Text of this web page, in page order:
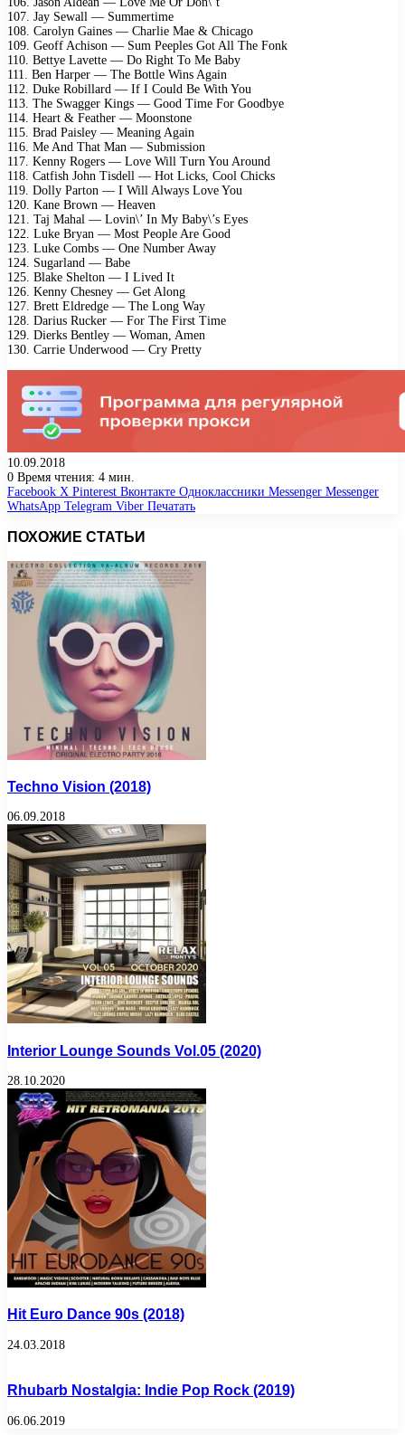
107. Jay Sewall — Summertime
108. Carolyn Gaines — Charlie Mae & Chicago
109. Geoff Achison — Sum Peeples Got All The Fonk
110. Bettye Lavette — Do Right To Me Baby
111. Ben Harper — The Bottle Wins Again
112. Duke Robillard — If I Could Be With You
113. The Swagger Kings — Good Time For Goodbye
114. Heart & Feather — Moonstone
115. Brad Paisley — Meaning Again
116. Me And That Man — Submission
117. Kenny Rogers — Love Will Turn You Around
118. Catfish John Tisdell — Hot Licks, Cool Chicks
119. Dolly Parton — I Will Always Love You
120. Kane Brown — Heaven
121. Taj Mahal — Lovin\’ In My Baby\’s Eyes
122. Luke Bryan — Most People Are Good
123. Luke Combs — One Number Away
124. Sugarland — Babe
125. Blake Shelton — I Lived It
126. Kenny Chesney — Get Along
127. Brett Eldredge — The Long Way
128. Darius Rucker — For The First Time
129. Dierks Bentley — Woman, Amen
130. Carrie Underwood — Cry Pretty
10.09.2018
0 Время чтения: 4 мин.
Facebook X Pinterest Вконтакте Одноклассники Messenger Messenger
WhatsApp Telegram Viber Печатать
ПОХОЖИЕ СТАТЬИ
Techno Vision (2018)
06.09.2018
Interior Lounge Sounds Vol.05 (2020)
28.10.2020
Hit Euro Dance 90s (2018)
24.03.2018
Rhubarb Nostalgia: Indie Pop Rock (2019)
06.06.2019